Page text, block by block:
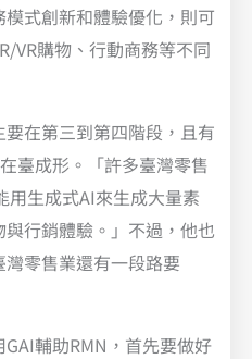
式創新和體驗優化，則可
VR購物、行動商務等不同
在第三到第四階段，且有
臺成形。「許多臺灣零售
用生成式AI來生成大量素
行銷體驗。」不過，他也
零售業還有一段路要
輔助RMN，首先要做好